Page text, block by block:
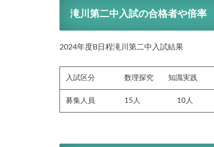
滝川第二中入試の合格者や倍率
2024年度B日程滝川第二中入試結果
入試区分 数理探究 知識実践
募集人員 15人 10人